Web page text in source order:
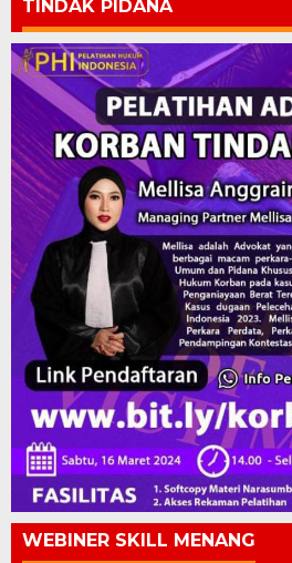
TINDAK PIDANA
WEBINER SKILL MENANG